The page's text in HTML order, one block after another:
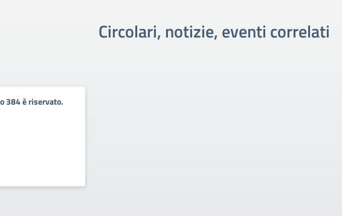
Circolari, notizie, eventi correlati
384 è riservato.